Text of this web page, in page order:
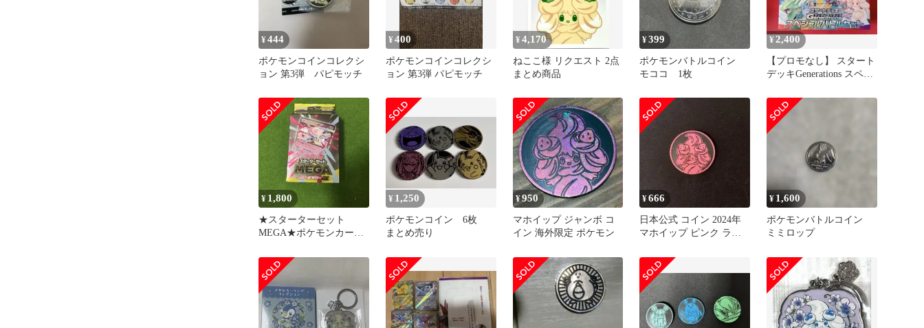
¥444
ポケモンコインコレクシ
ョン 第3弾 パピモッチ
¥400
ポケモンコインコレクシ
ョン 第3弾 パピモッチ
¥4,170
ねここ様 リクエスト 2点
まとめ商品
¥399
ポケモンバトルコイン
モココ 1枚
¥ 2,400
【プロモなし】 スタート
デッキGenerations スペシ
¥ 1,800
★スターターセット
MEGA★ポケモンカード
ーex★新品
¥ 1,250
ポケモンコイン 6枚
まとめ売り
¥950
マホイップ ジャンボ コ
イン 海外限定 ポケモン
¥666
日本公式 コイン 2024年
マホイップ ピンク ラメ
¥ 1,600
ポケモンバトルコイン
ミミロップ